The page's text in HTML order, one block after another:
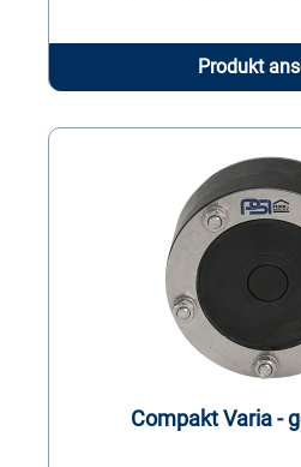
Produkt
Compakt Varia -